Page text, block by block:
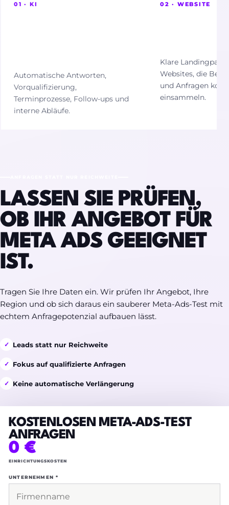
01 · KI
Automatische Antworten,
Vorqualifizierung,
Terminprozesse, Follow-ups und
interne Abläufe.
02 · WEBSITE
Klare
Websites, die
und Anfragen
einsammeln.
LASSEN SIE PRÜFEN,
OB IHR ANGEBOT FÜR
META ADS GEEIGNET
IST.
Tragen Sie Ihre Daten ein. Wir prüfen Ihr Angebot, Ihre
Region und ob sich daraus ein sauberer Meta-Ads-Test mit
echtem Anfragepotenzial aufbauen lässt.
✓ Leads statt nur Reichweite
✓ Fokus auf qualifizierte Anfragen
✓ Keine automatische Verlängerung
KOSTENLOSEN META-ADS-TEST
ANFRAGEN
0 €
EINRICHTUNGSKOSTEN
UNTERNEHMEN *